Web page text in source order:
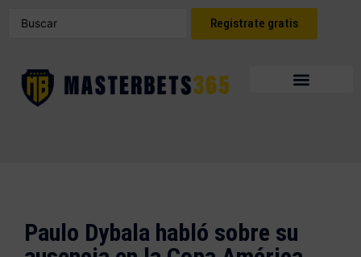
Registrate gratis
Paulo Dybala habló sobre su